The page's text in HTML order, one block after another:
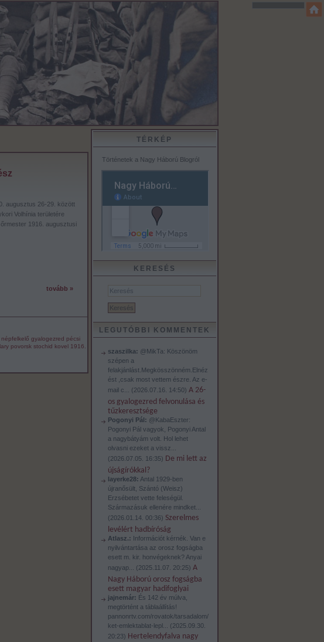
augusztus 26-29. között
Volhínia területére
1916. augusztusi
tovább »
gyalogezred pécsi
povorsk stochid kovel 1916.
TÉRKÉP
Történetek a Nagy Háború Blogról
KERESÉS
LEGUTÓBBI KOMMENTEK
szaszilka: @MikTa: Köszönöm
szépen a
felakjánlást.Megkösszönném.Elnéz
ést ,csak most vettem észre. Az e-
mail c...
(2026.07.16. 14:50) A 26-
os gyalogezred felvonulása és
tűzkeresztsége
Pogonyi Pál: @KabaEszter:
Pogonyi Pál vagyok, Pogonyi Antal
a nagybátyám volt. Hol lehet
olvasni ezeket a vissz...
(2026.07.05. 16:35) De mi lett az
újságírókkal?
layerke28: Antal 1929-ben
újranősült, Szántó (Weisz)
Erzsébetet vette feleségül.
Származásuk ellenére mindket...
(2026.01.14. 00:36) Szerelmes
levélért hadbíróság
Atlasz.: Információt kérnék. Van e
nyilvántartása az orosz fogságba
esett m. kir. honvégeknek? Anyai
nagyap...
(2025.11.07. 20:25) A
Nagy Háború orosz fogságba
esett magyar hadifoglyai
jajnemár: És 142 év múlva,
megtörtént a táblaállítás!
pannonrtv.com/rovatok/tarsadalom/
ket-emlektablat-lepl...
(2025.09.30.
20:23) Hertelendyfalva nagy